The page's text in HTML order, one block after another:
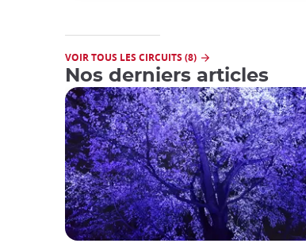
VOIR TOUS LES CIRCUITS (8)
Nos derniers articles